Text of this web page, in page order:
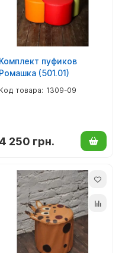
Комплект пуфиков
Ромашка (501.01)
1309-09
4 250 грн.